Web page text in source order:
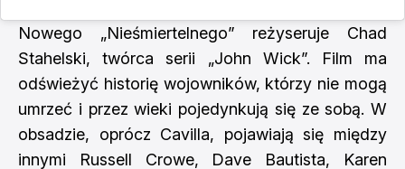
Nowego „Nieśmiertelnego” reżyseruje Chad
Stahelski, twórca serii „John Wick”. Film ma
odświeżyć historię wojowników, którzy nie mogą
umrzeć i przez wieki pojedynkują się ze sobą. W
obsadzie, oprócz Cavilla, pojawiają się między
innymi Russell Crowe, Dave Bautista, Karen